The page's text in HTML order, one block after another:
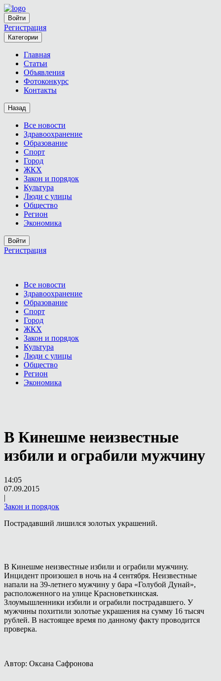
Войти
Регистрация
Категории
Главная
Статьи
Объявления
Фотоконкурс
Контакты
Назад
Все новости
Здравоохранение
Образование
Спорт
Город
ЖКХ
Закон и порядок
Культура
Люди с улицы
Общество
Регион
Экономика
Войти
Регистрация
Все новости
Здравоохранение
Образование
Спорт
Город
ЖКХ
Закон и порядок
Культура
Люди с улицы
Общество
Регион
Экономика
В Кинешме неизвестные
избили и ограбили мужчину
14:05
07.09.2015
|
Закон и порядок
Пострадавший лишился золотых украшений.
В Кинешме неизвестные избили и ограбили мужчину.
Инцидент произошел в ночь на 4 сентября. Неизвестные
напали на 39-летнего мужчину у бара «Голубой Дунай»,
расположенного на улице Красноветкинская.
Злоумышленники избили и ограбили пострадавшего. У
мужчины похитили золотые украшения на сумму 16 тысяч
рублей. В настоящее время по данному факту проводится
проверка.
Автор: Оксана Сафронова